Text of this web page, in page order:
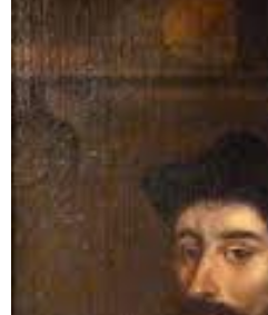
Gargantua entre rire
littéraire du
burlesque II -
l'auteur III -
-Cours, fiche bac,
l'humanisme